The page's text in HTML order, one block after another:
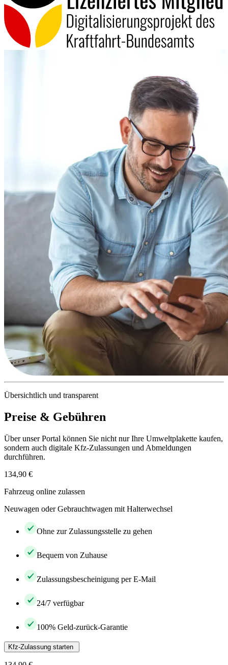
Übersichtlich und transparent
Preise & Gebühren
Über unser Portal können Sie nicht nur Ihre Umweltplakette kaufen,
sondern auch digitale Kfz-Zulassungen und Abmeldungen
durchführen.
134,90 €
Fahrzeug online zulassen
Neuwagen oder Gebrauchtwagen mit Halterwechsel
Ohne zur Zulassungsstelle zu gehen
Bequem von Zuhause
Zulassungsbescheinigung per E-Mail
24/7 verfügbar
100% Geld-zurück-Garantie
Kfz-Zulassung starten